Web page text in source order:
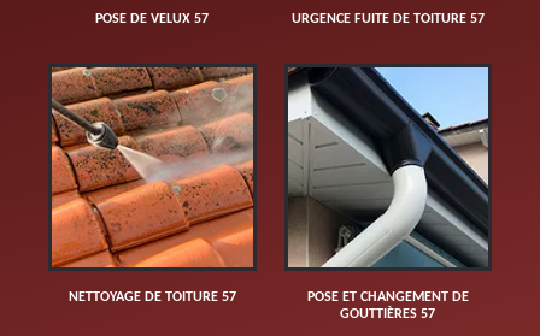
POSE DE VELUX 57 URGENCE FUITE DE TOITURE 57
NETTOYAGE DE TOITURE 57
POSE ET CHANGEMENT DE
GOUTTIÈRES 57